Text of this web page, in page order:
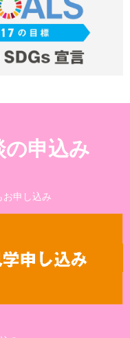
の申込み
お申し込み